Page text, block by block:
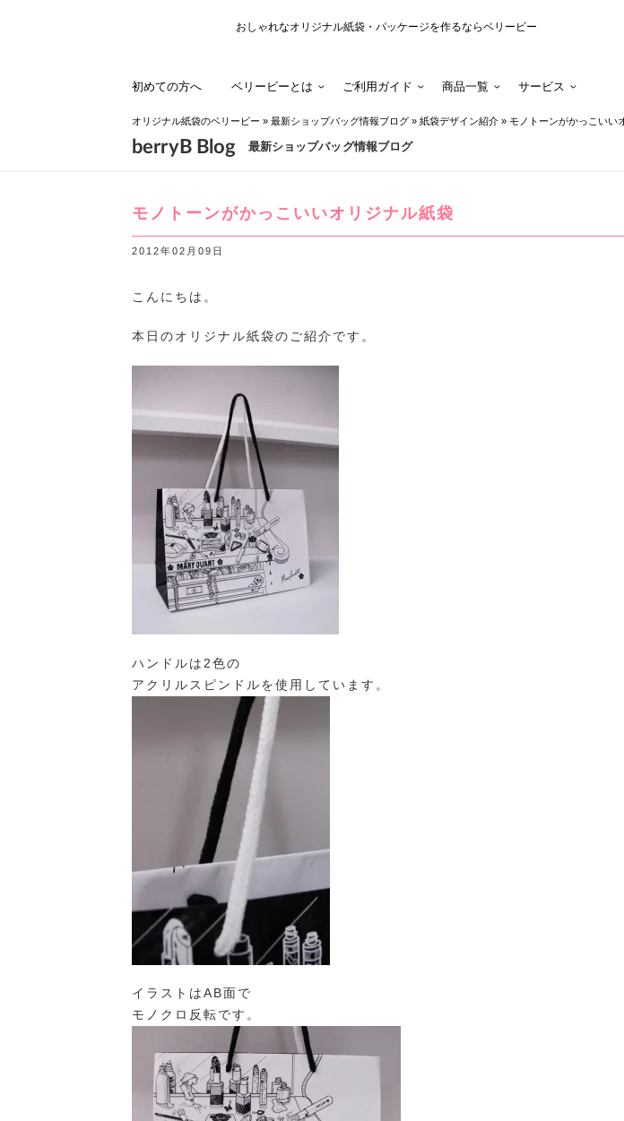
おしゃれなオリジナル紙袋・パッケージを作るならベリービー
初めての方へ ベリービーとは ご利用ガイド 商品一覧 サービス
オリジナル紙袋のベリービー » 最新ショップバッグ情報ブログ » 紙袋デザイン紹介 » モノトーンがかっこいい
最新ショップバッグ情報ブログ
berryB Blog
モノトーンがかっこいいオリジナル紙袋
2012年02月09日
こんにちは。
本日のオリジナル紙袋のご紹介です。
ハンドルは2色の
アクリルスピンドルを使用しています。
イラストはAB面で
モノクロ反転です。